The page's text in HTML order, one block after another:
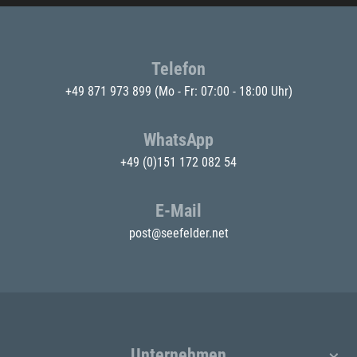
Telefon
+49 871 973 899 (Mo - Fr: 07:00 - 18:00 Uhr)
WhatsApp
+49 (0)151 172 082 54
E-Mail
post@seefelder.net